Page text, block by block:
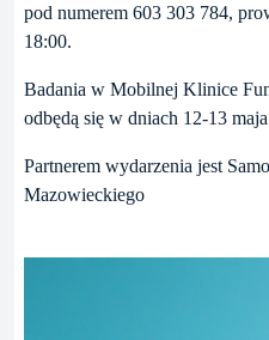
pod numerem 603 303 784,
18:00.
Badania w Mobilnej Klinice
odbędą się w dniach 12-13
Partnerem wydarzenia jest
Mazowieckiego